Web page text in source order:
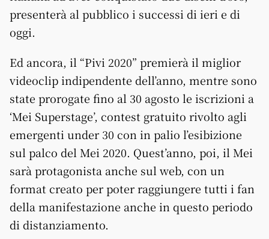
presenterà al pubblico i successi di ieri e di
oggi.
Ed ancora, il “Pivi 2020” premierà il miglior
videoclip indipendente dell’anno, mentre sono
state prorogate fino al 30 agosto le iscrizioni a
‘Mei Superstage’, contest gratuito rivolto agli
emergenti under 30 con in palio l’esibizione
sul palco del Mei 2020. Quest’anno, poi, il Mei
sarà protagonista anche sul web, con un
format creato per poter raggiungere tutti i fan
della manifestazione anche in questo periodo
di distanziamento.